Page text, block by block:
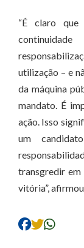
“É claro
utilização – e
da máquina
mandato. É
ação. Isso
um
transgredir em
vitória”,